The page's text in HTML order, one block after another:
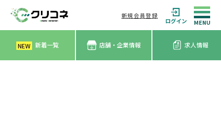
新規会員登録
ログイン
NEW 新着一覧 店舗・企業情報 求人情報